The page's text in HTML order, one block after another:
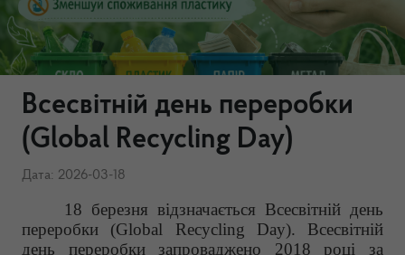
Всесвітній день переробки
(Global Recycling Day)
Дата: 2026-03-18
18 березня відзначається Всесвітній день
переробки (Global Recycling Day). Всесвітній
день переробки запроваджено 2018 році за